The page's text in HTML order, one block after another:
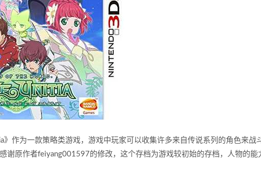
》作为一款策略类游戏，游戏中玩家可以收集许多来自传说系列的角色来战
谢原作者feiyang001597的修改，这个存档为游戏较初始的存档，人物的能